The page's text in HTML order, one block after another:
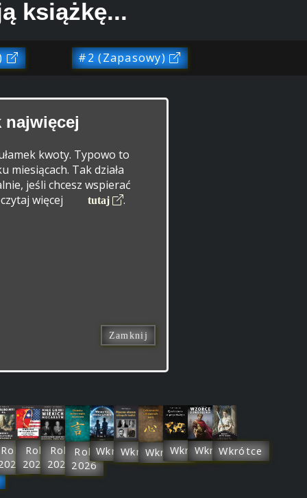
książkę...
#2 (Zapasowy)
najwięcej
kwoty. Typowo to
miesiącach. Tak działa
jeśli chcesz wspierać
więcej
tutaj .
Zamknij
Rok
Rok
2026
Rok
2026
Rok
2026
WkrótceWkrótceWkrótceWkrótceWkrótceWkrótce